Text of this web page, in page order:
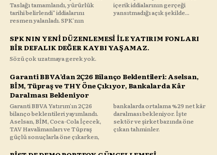
Taslağı tamamlandı, yürürlük
tarihi belirlendi" iddialarını
resmen yalanladı. SPK'nın
içerik iddialarının gerçeği
yansıtmadığı açık şekilde...
SPK NIN YENİ DÜZENLEMESİ İLE YATIRIM FONLARI
BİR DEFALIK DEĞER KAYBI YAŞAMAZ.
Sözü çok uzatmaya gerek yok.
Garanti BBVA’dan 2Ç26 Bilanço Beklentileri: Aselsan,
BİM, Tüpraş ve THY Öne Çıkıyor, Bankalarda Kâr
Daralması Bekleniyor
Garanti BBVA Yatırım'ın 2Ç26
bilanço beklentileri yayımlandı.
Aselsan, BİM, Coca-Cola İçecek,
TAV Havalimanları ve Tüpraş
güçlü sonuçlarla öne çıkarken,
bankalarda ortalama %29 net kâr
daralması bekleniyor. İşte
sektör ve şirket bazında öne
çıkan tahminler.